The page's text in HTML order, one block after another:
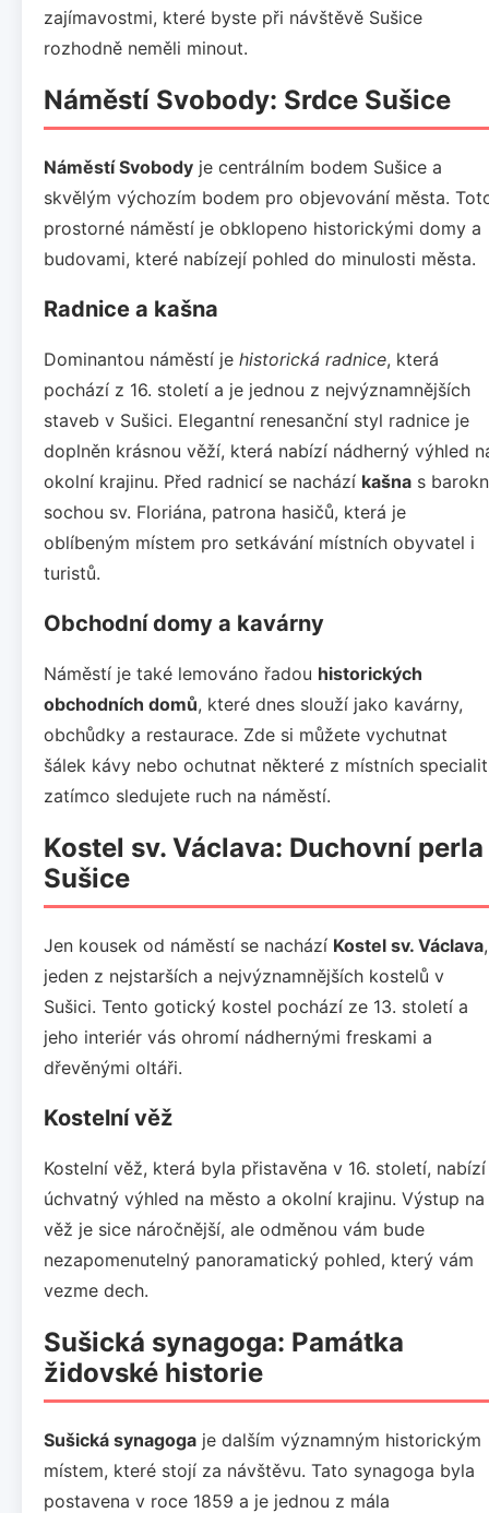
zajímavostmi, které byste při návštěvě Sušice
rozhodně neměli minout.
Náměstí Svobody: Srdce Sušice
Náměstí Svobody je centrálním bodem Sušice a
skvělým výchozím bodem pro objevování města.
prostorné náměstí je obklopeno historickými domy a
budovami, které nabízejí pohled do minulosti města.
Radnice a kašna
Dominantou náměstí je historická radnice, která
pochází z 16. století a je jednou z nejvýznamnějších
staveb v Sušici. Elegantní renesanční styl radnice je
doplněn krásnou věží, která nabízí nádherný výhled
okolní krajinu. Před radnicí se nachází kašna s
sochou sv. Floriána, patrona hasičů, která je
oblíbeným místem pro setkávání místních obyvatel i
turistů.
Obchodní domy a kavárny
Náměstí je také lemováno řadou historických
obchodních domů, které dnes slouží jako kavárny,
obchůdky a restaurace. Zde si můžete vychutnat
šálek kávy nebo ochutnat některé z místních
zatímco sledujete ruch na náměstí.
Kostel sv. Václava: Duchovní perla
Sušice
Jen kousek od náměstí se nachází Kostel sv. Václava,
jeden z nejstarších a nejvýznamnějších kostelů v
Sušici. Tento gotický kostel pochází ze 13. století a
jeho interiér vás ohromí nádhernými freskami a
dřevěnými oltáři.
Kostelní věž
Kostelní věž, která byla přistavěna v 16. století, nabízí
úchvatný výhled na město a okolní krajinu. Výstup na
věž je sice náročnější, ale odměnou vám bude
nezapomenutelný panoramatický pohled, který vám
vezme dech.
Sušická synagoga: Památka
židovské historie
Sušická synagoga je dalším významným historickým
místem, které stojí za návštěvu. Tato synagoga byla
postavena v roce 1859 a je jednou z mála